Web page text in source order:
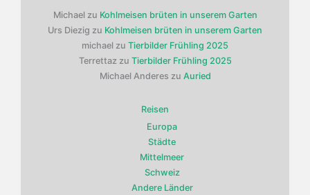
Michael zu Kohlmeisen brüten in unserem Garten
Urs Diezig zu Kohlmeisen brüten in unserem Garten
michael zu Tierbilder Frühling 2025
Terrettaz zu Tierbilder Frühling 2025
Michael Anderes zu Auried
Reisen
Europa
Städte
Mittelmeer
Schweiz
Andere Länder